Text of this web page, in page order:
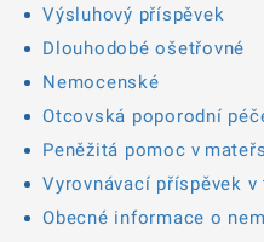
Výsluhový příspěvek
Dlouhodobé ošetřovné
Nemocenské
Otcovská poporodní
Peněžitá pomoc v
Vyrovnávací příspěvek
Obecné informace o